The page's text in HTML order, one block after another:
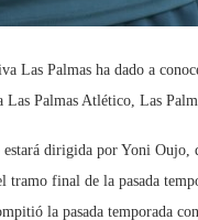
Las Palmas ha dado a
Palmas Atlético, Las
dirigida por Yoni
final de la pasada
la pasada temporada